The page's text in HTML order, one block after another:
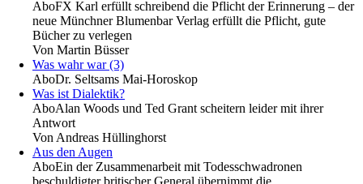
AboFX Karl erfüllt schreibend die Pflicht der Erinnerung – der
neue Münchner Blumenbar Verlag erfüllt die Pflicht, gute
Bücher zu verlegen
Von Martin Büsser
Was wahr war (3)
AboDr. Seltsams Mai-Horoskop
Was ist Dialektik?
AboAlan Woods und Ted Grant scheitern leider mit ihrer
Antwort
Von Andreas Hüllinghorst
Aus den Augen
AboEin der Zusammenarbeit mit Todesschwadronen
beschuldigter britischer General übernimmt die